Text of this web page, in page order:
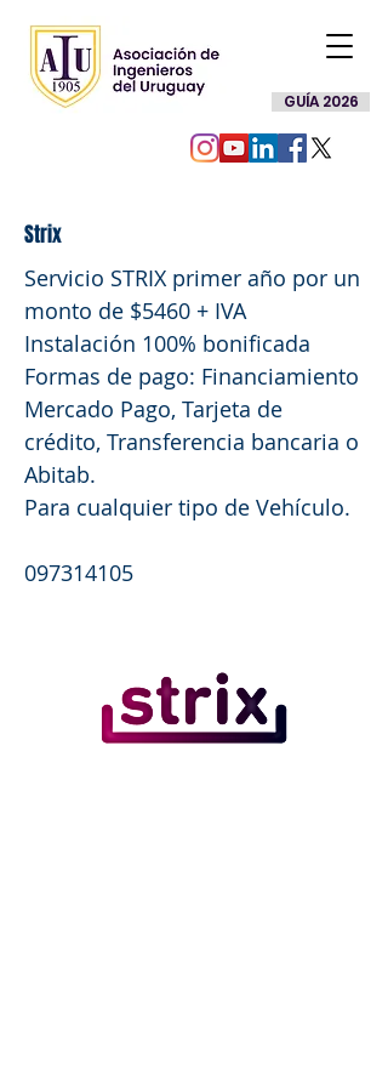
GUÍA 2026
Strix
Servicio STRIX primer año por un
monto de $5460 + IVA
Instalación 100% bonificada
Formas de pago: Financiamiento
Mercado Pago, Tarjeta de
crédito, Transferencia bancaria o
Abitab.
Para cualquier tipo de Vehículo.
097314105